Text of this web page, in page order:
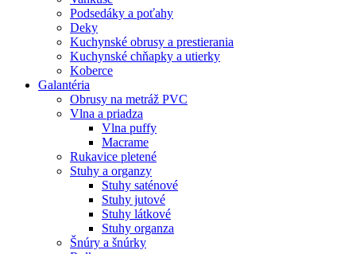
Podsedáky a poťahy
Deky
Kuchynské obrusy a prestierania
Kuchynské chňapky a utierky
Koberce
Galantéria
Obrusy na metráž PVC
Vlna a priadza
Vlna puffy
Macrame
Rukavice pletené
Stuhy a organzy
Stuhy saténové
Stuhy jutové
Stuhy látkové
Stuhy organza
Šnúry a šnúrky